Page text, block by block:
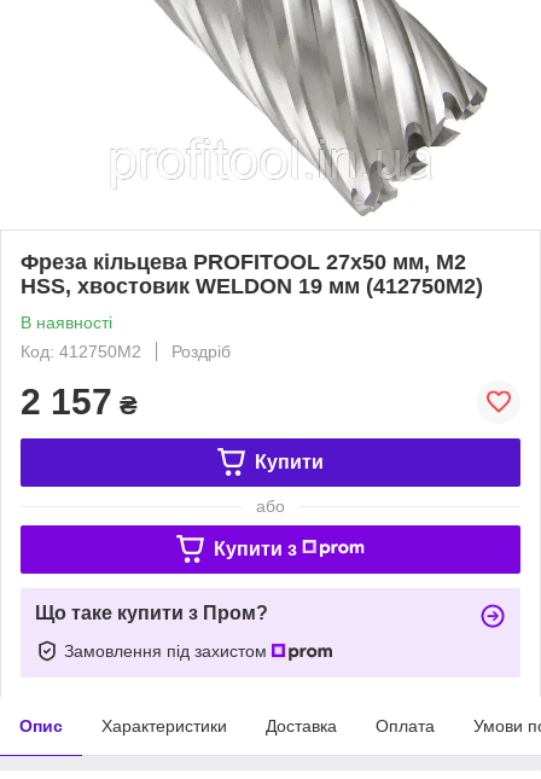
Фреза кільцева PROFITOOL 27х50 мм, M2
HSS, хвостовик WELDON 19 мм (412750M2)
В наявності
Код: 412750M2
Роздріб
2 157 ₴
Купити
або
Купити з
Що таке купити з Пром?
Замовлення під захистом
Опис Характеристики Доставка Оплата Умови